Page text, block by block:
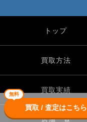
無料
買取 / 査定はこちら
トップ
買取方法
買取実績
店舗一覧